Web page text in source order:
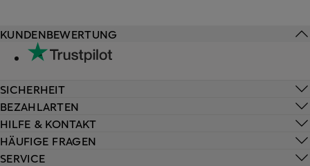
HILFE & KONTAKT
HÄUFIGE FRAGEN
SERVICE
KUNDENBEWERTUNG
SICHERHEIT
BEZAHLARTEN